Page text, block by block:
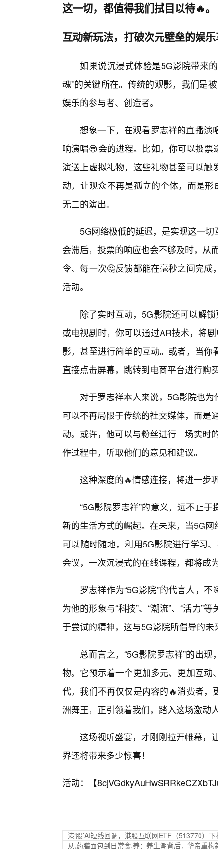
这一切，都值得我们拭目以待🔥。
互动新玩法，打破次元壁垒的娱
如果说沉浸式体验是5G影院带来
魂”的关键所在。传统的观影，我们是
娱乐的参与者、创造者。
想象一下，在观看罗志祥的直播演
响演唱😎会的进程。比如，你可以投
演送上虚拟礼物，这些礼物甚至可以
动，让观众不再是孤立的个体，而是
无二的演出。
5G网络极低的延迟，是实现这一
会滞后，投票的响应也会不够及时，从
令、每一次🤔反馈都能在毫秒之间完
活动。
除了实时互动，5G影院还可以解
或电视剧时，你可以通过AR技术，将
影，甚至进行简单的互动。或者，当
直接点击屏幕，跳转到电商平台进行购
对于罗志祥本人来说，5G影院也
可以不再局限于传统的社交媒体，而是
动。或许，他可以与粉丝进行一场实时
作过程中，听取他们的意见和建议。
这种深度的🔥情感连接，将进一步
“5G影院罗志祥”的意义，远不止
新的生活方式的崛起。在未来，当5G
可以随时随地，利用5G影院进行学习
会议，一次沉浸式的在线课程，都将成
罗志祥作为“5G影院”的代言人，
为他的形象与“科技”、“潮流”、“活力”
于尝试的精神，这与5G影院所倡导的
总而言之，“5G影院罗志祥”的出
物。它预示着一个更加多元、更加互
代，我们不再仅仅是内容的🔥消费者
洲舞王，正引领着我们，踏入这场激动
这场视听盛宴，才刚刚拉开帷幕，
界还将带来多少惊喜！
活动：【
港‘股’AI短线回调，港股互联网ETF（513770）
从,药膳面包到日常食,养：养生潮背后，华帝重构